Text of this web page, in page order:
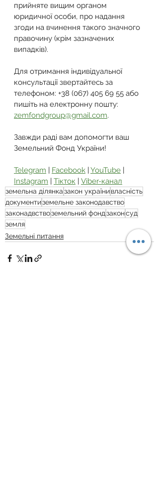
прийняте вищим органом
юридичної особи, про надання
згоди на вчинення такого значного
правочину (крім зазначених
випадків).
Для отримання індивідуальної
консультації звертайтесь за
телефоном: +38 (067) 405 69 55 або
пишіть на електронну пошту:
zemfondgroup@gmail.com.
Завжди раді вам допомогти ваш
Земельний Фонд України!
Telegram | Facebook | YouTube |
Instagram | Тікток | Viber-канал
земельна ділянказакон українивласність
документиземельне законодавство
законадвствоземельний фондзаконсуд
земля
Земельні питання